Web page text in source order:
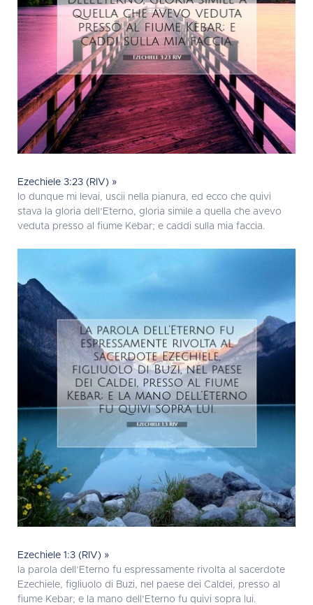
Ezechiele 3:23 (RIV) »
Io dunque mi levai, uscii nella pianura, ed ecco che quivi
stava la gloria dell’Eterno, gloria simile a quella che avevo
veduta presso al fiume Kebar; e caddi sulla mia faccia.
Ezechiele 1:3 (RIV) »
la parola dell’Eterno fu espressamente rivolta al sacerdote
Ezechiele, figliuolo di Buzi, nel paese dei Caldei, presso al
fiume Kebar; e la mano dell’Eterno fu quivi sopra lui.